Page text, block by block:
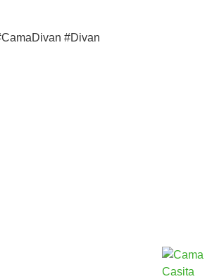
#Divan